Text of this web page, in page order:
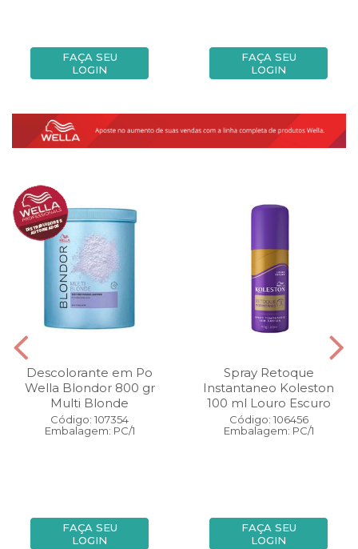
FAÇA SEU
LOGIN
FAÇA SEU
LOGIN
Descolorante em Po
Wella Blondor 800 gr
Multi Blonde
Código: 107354
Embalagem: PC/1
FAÇA SEU
LOGIN
Spray Retoque
Instantaneo Koleston
100 ml Louro Escuro
Código: 106456
Embalagem: PC/1
FAÇA SEU
LOGIN